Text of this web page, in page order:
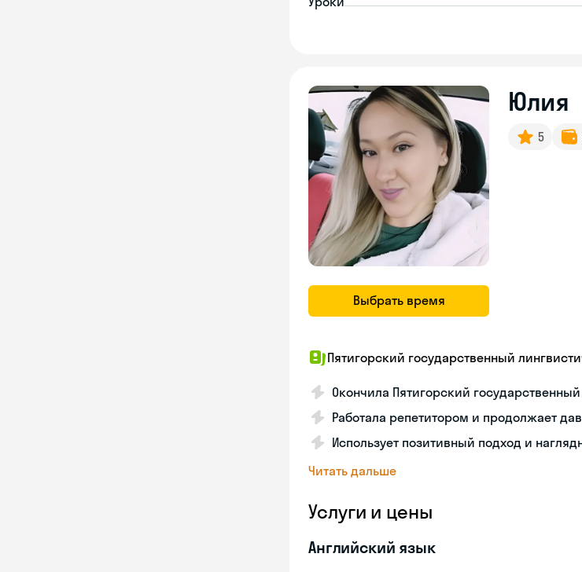
Выбрать время
Юлия
5
Пятигорский государственный
Окончила Пятигорский
Работала репетитором и продолжает
Использует позитивный подход и
Читать дальше
Услуги и цены
Английский язык